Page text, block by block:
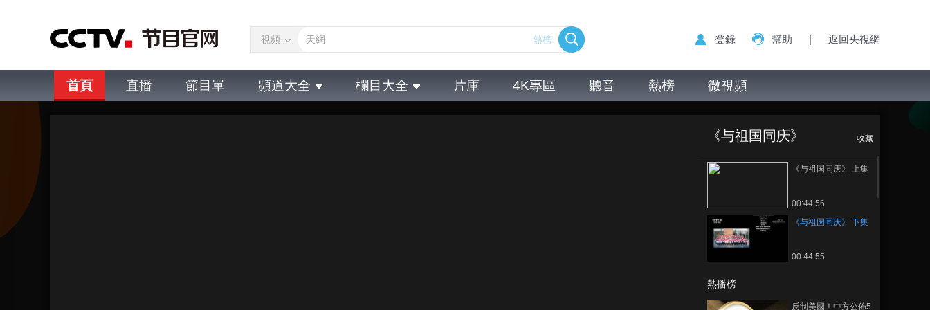
視頻 熱榜 登錄 幫助 | 返回央視網
首頁 直播 節目單 頻道大全 欄目大全 片庫 4K專區 聽音 熱榜 微視頻
《与祖国同庆》 收藏
《与祖国同庆》 上集
00:44:56
《与祖国同庆》 下集
00:44:55
熱播榜
反制美國！中方公佈5